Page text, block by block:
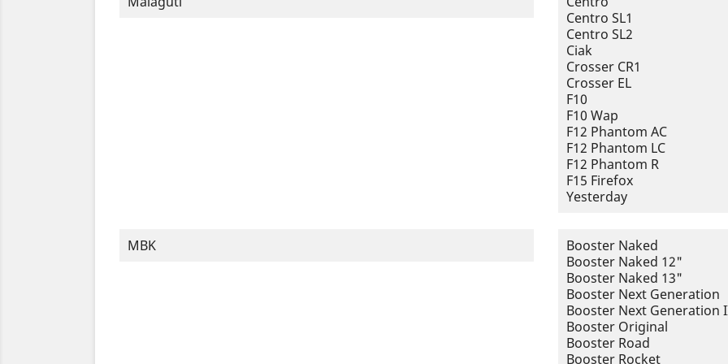
Centro SL1
Centro SL2
Ciak
Crosser CR1
Crosser EL
F10
F10 Wap
F12 Phantom AC
F12 Phantom LC
F12 Phantom R
F15 Firefox
Yesterday
MBK
Booster Naked
Booster Naked 12"
Booster Naked 13"
Booster Next Generation
Booster Next Generation
Booster Original
Booster Road
Booster Rocket